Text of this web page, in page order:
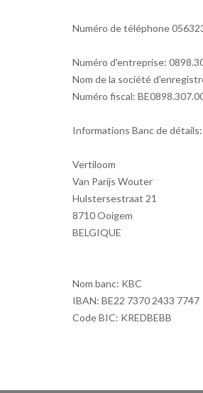
Numéro de téléphone
Numéro d'entreprise:
Nom de la société
Numéro fiscal:
Informations Bancde détails:
Vertiloom
Van Parijs Wouter
Hulstersestraat 21
8710Ooigem
BELGIQUE
Nom banc: KBC
IBAN: BE22 7370 2433 7747
Code BIC: KREDBEBB